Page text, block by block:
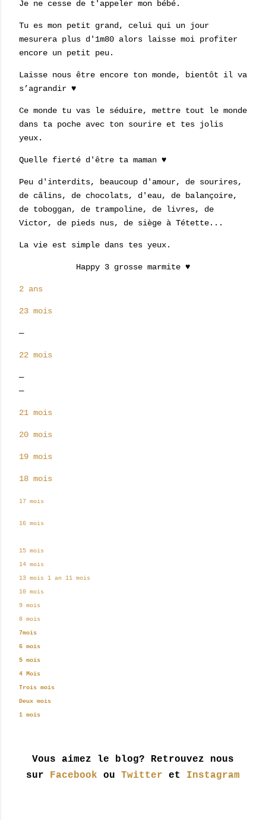
Je ne cesse de t'appeler mon bébé.
Tu es mon petit grand, celui qui un jour
mesurera plus d'1m80 alors laisse moi profiter
encore un petit peu.
Laisse nous être encore ton monde, bientôt il va
s’agrandir ♥
Ce monde tu vas le séduire, mettre tout le monde
dans ta poche avec ton sourire et tes jolis
yeux.
Quelle fierté d'être ta maman ♥
Peu d'interdits, beaucoup d'amour, de sourires,
de câlins, de chocolats, d'eau, de balançoire,
de toboggan, de trampoline, de livres, de
Victor, de pieds nus, de siège à Tétette...
La vie est simple dans tes yeux.
Happy 3 grosse marmite ♥
2 ans
23 mois
22 mois
21 mois
20 mois
19 mois
18 mois
17 mois
16 mois
15 mois
14 mois
13 mois 1 an 11 mois
10 mois
9 mois
8 mois
7mois
6 mois
5 mois
4 Mois
Trois mois
Deux mois
1 mois
Vous aimez le blog? Retrouvez nous
sur Facebook ou Twitter et Instagram